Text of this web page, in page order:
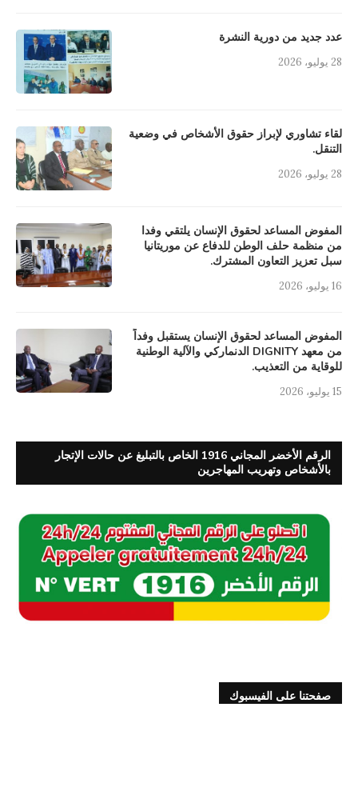
عدد جديد من دورية النشرة
28 يوليو، 2026
لقاء تشاوري لإبراز حقوق الأشخاص في وضعية
التنقل.
28 يوليو، 2026
المفوض المساعد لحقوق الإنسان يلتقي وفدا
من منظمة حلف الوطن للدفاع عن موريتانيا
سبل تعزيز التعاون المشترك.
16 يوليو، 2026
المفوض المساعد لحقوق الإنسان يستقبل وفداً
من معهد DIGNITY الدنماركي والآلية الوطنية
للوقاية من التعذيب.
15 يوليو، 2026
الرقم الأخضر المجاني 1916 الخاص بالتبليغ عن حالات الإتجار
بالأشخاص وتهريب المهاجرين
صفحتنا على الفيسبوك